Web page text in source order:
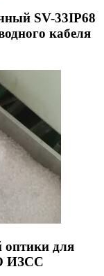
SV-33IP68
кабеля
оптики для
ИЗСС